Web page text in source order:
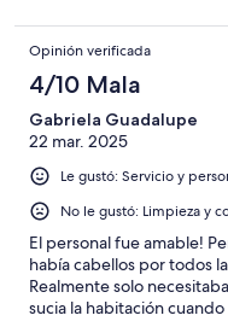
Opinión verificada
4/10 Mala
Gabriela Guadalupe
22 mar. 2025
Le gustó: Servicio y
No le gustó: Limpieza y
El personal fue amable!
había cabellos por todos
Realmente solo
sucia la habitación